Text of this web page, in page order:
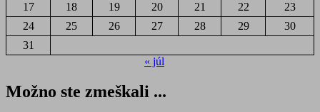
17
18 19 20 21 22
23
24
25 26 27 28 29
30
31
« júl
Možno ste zmeškali ...